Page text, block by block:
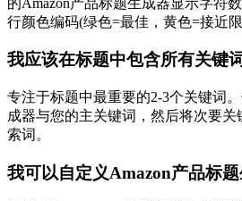
行颜色编码(绿色=最佳，黄色=接近
我应该在标题中包含所有关键
专注于标题中最重要的2-3个关键词
成器与您的主关键词，然后将次要
索词。
我可以自定义Amazon产品标